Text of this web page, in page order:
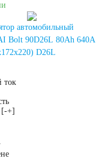
автомобильный
Bolt 90D26L 80Ah 640A
D26L
ток
[-+]